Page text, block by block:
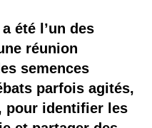
été l’un des
réunion
semences
parfois agités,
pour identifier les